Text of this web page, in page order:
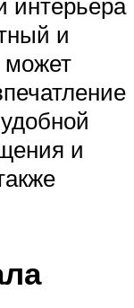
интерьера
и
и